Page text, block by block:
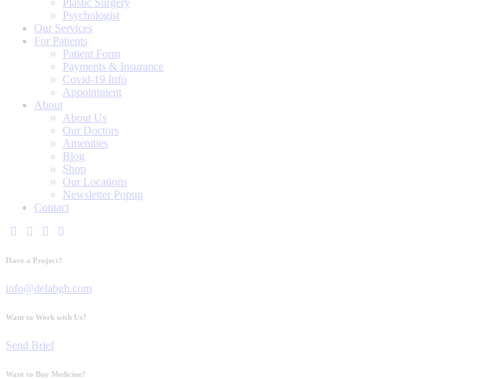
Plastic Surgery
Psychologist
Our Services
For Patients
Patient Form
Payments & Insurance
Covid-19 Info
Appointment
About
About Us
Our Doctors
Amenities
Blog
Shop
Our Locations
Newsletter Popup
Contact
Have a Project?
info@delabgh.com
Want to Work with Us?
Send Brief
Want to Buy Medicine?